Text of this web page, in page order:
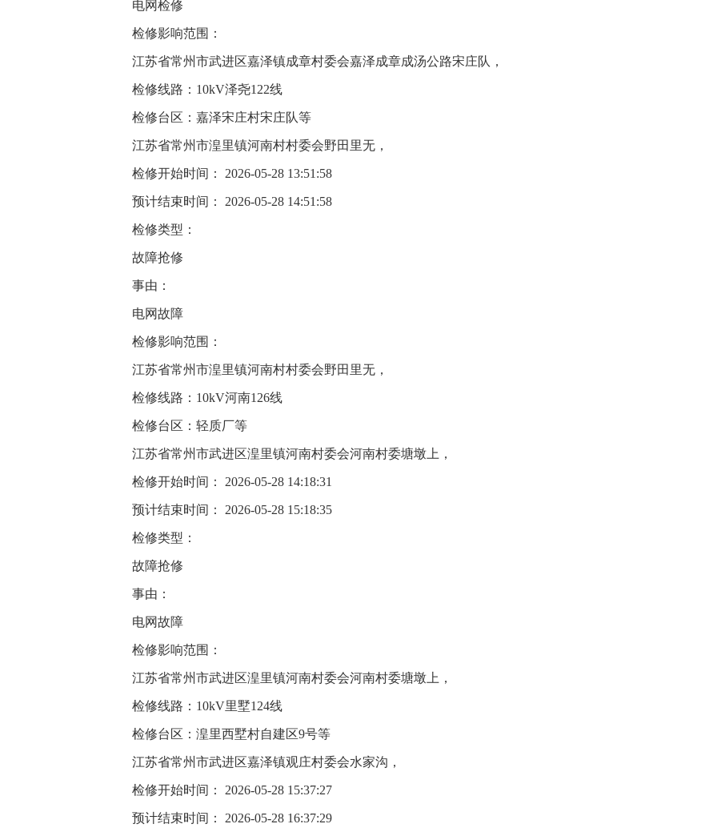
电网检修
检修影响范围：
江苏省常州市武进区嘉泽镇成章村委会嘉泽成章成汤公路宋庄队，
检修线路：10kV泽尧122线
检修台区：嘉泽宋庄村宋庄队等
江苏省常州市湟里镇河南村村委会野田里无，
检修开始时间： 2026-05-28 13:51:58
预计结束时间： 2026-05-28 14:51:58
检修类型：
故障抢修
事由：
电网故障
检修影响范围：
江苏省常州市湟里镇河南村村委会野田里无，
检修线路：10kV河南126线
检修台区：轻质厂等
江苏省常州市武进区湟里镇河南村委会河南村委塘墩上，
检修开始时间： 2026-05-28 14:18:31
预计结束时间： 2026-05-28 15:18:35
检修类型：
故障抢修
事由：
电网故障
检修影响范围：
江苏省常州市武进区湟里镇河南村委会河南村委塘墩上，
检修线路：10kV里墅124线
检修台区：湟里西墅村自建区9号等
江苏省常州市武进区嘉泽镇观庄村委会水家沟，
检修开始时间： 2026-05-28 15:37:27
预计结束时间： 2026-05-28 16:37:29